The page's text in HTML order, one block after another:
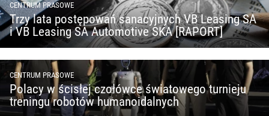
CENTRUM PRASOWE
Trzy lata postępowań sanacyjnych VB Leasing SA
i VB Leasing SA Automotive SKA [RAPORT]
CENTRUM PRASOWE
Polacy w ścisłej czołówce światowego turnieju
treningu robotów humanoidalnych